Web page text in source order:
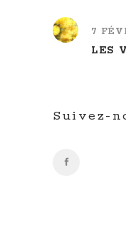
7
LES
Suivez-